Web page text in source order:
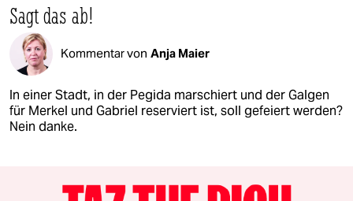
Sagt das ab!
Kommentar von Anja Maier
In einer Stadt, in der Pegida marschiert und der Galgen
für Merkel und Gabriel reserviert ist, soll gefeiert werden?
Nein danke.